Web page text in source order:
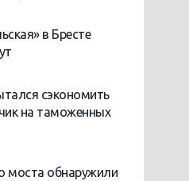
в Бресте
сэкономить
на таможенных
моста обнаружили